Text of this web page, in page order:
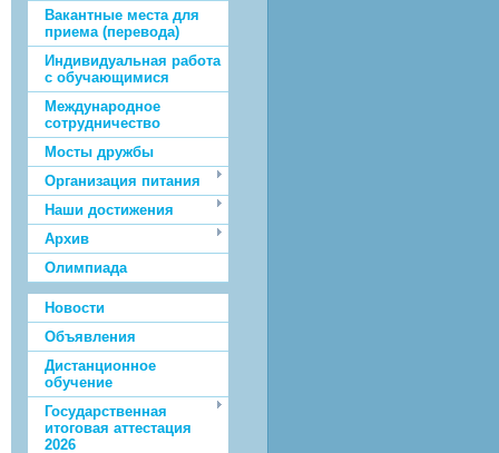
Вакантные места для
приема (перевода)
Индивидуальная работа
с обучающимися
Международное
сотрудничество
Мосты дружбы
Организация питания
Наши достижения
Архив
Олимпиада
Новости
Объявления
Дистанционное
обучение
Государственная
итоговая аттестация
2026